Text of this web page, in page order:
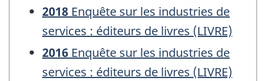
2018 Enquête sur les industries de
services : éditeurs de livres (LIVRE)
2016 Enquête sur les industries de
services : éditeurs de livres (LIVRE)